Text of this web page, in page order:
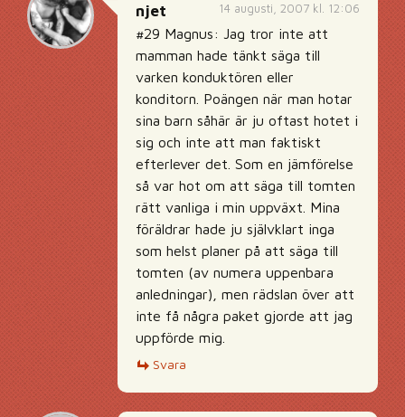
14 augusti, 2007 kl. 12:06
njet
#29 Magnus: Jag tror inte att
mamman hade tänkt säga till
varken konduktören eller
konditorn. Poängen när man hotar
sina barn såhär är ju oftast hotet i
sig och inte att man faktiskt
efterlever det. Som en jämförelse
så var hot om att säga till tomten
rätt vanliga i min uppväxt. Mina
föräldrar hade ju självklart inga
som helst planer på att säga till
tomten (av numera uppenbara
anledningar), men rädslan över att
inte få några paket gjorde att jag
uppförde mig.
Svara